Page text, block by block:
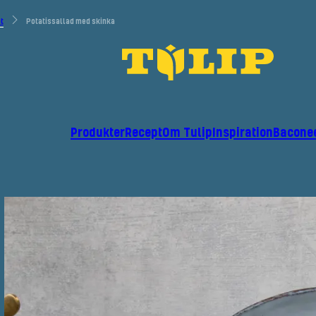
Potatissallad med skinka
ProdukterReceptOm TulipInspiration